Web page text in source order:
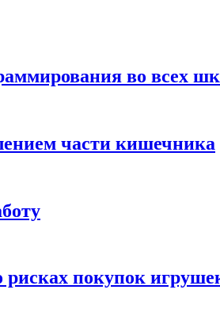
во всех
части кишечника
покупок